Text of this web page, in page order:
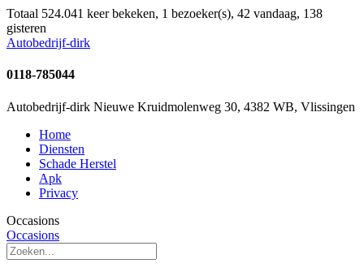
Totaal 524.041 keer bekeken, 1 bezoeker(s), 42 vandaag, 138
gisteren
Autobedrijf-dirk
0118-785044
Autobedrijf-dirk Nieuwe Kruidmolenweg 30, 4382 WB, Vlissingen
Home
Diensten
Schade Herstel
Apk
Privacy
Occasions
Occasions